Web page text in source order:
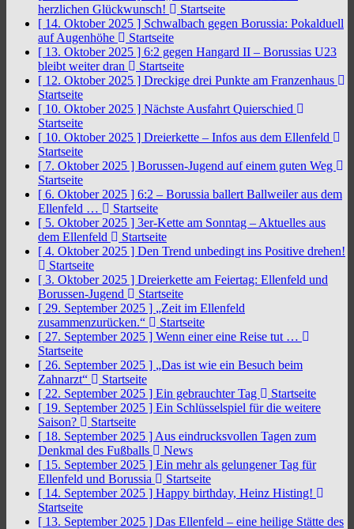
herzlichen Glückwunsch!
Startseite
[ 14. Oktober 2025 ] Schwalbach gegen Borussia: Pokalduell
auf Augenhöhe
Startseite
[ 13. Oktober 2025 ] 6:2 gegen Hangard II – Borussias U23
bleibt weiter dran
Startseite
[ 12. Oktober 2025 ] Dreckige drei Punkte am Franzenhaus
Startseite
[ 10. Oktober 2025 ] Nächste Ausfahrt Quierschied
Startseite
[ 10. Oktober 2025 ] Dreierkette – Infos aus dem Ellenfeld
Startseite
[ 7. Oktober 2025 ] Borussen-Jugend auf einem guten Weg
Startseite
[ 6. Oktober 2025 ] 6:2 – Borussia ballert Ballweiler aus dem
Ellenfeld …
Startseite
[ 5. Oktober 2025 ] 3er-Kette am Sonntag – Aktuelles aus
dem Ellenfeld
Startseite
[ 4. Oktober 2025 ] Den Trend unbedingt ins Positive drehen!
Startseite
[ 3. Oktober 2025 ] Dreierkette am Feiertag: Ellenfeld und
Borussen-Jugend
Startseite
[ 29. September 2025 ] „Zeit im Ellenfeld
zusammenzurücken.“
Startseite
[ 27. September 2025 ] Wenn einer eine Reise tut …
Startseite
[ 26. September 2025 ] „Das ist wie ein Besuch beim
Zahnarzt“
Startseite
[ 22. September 2025 ] Ein gebrauchter Tag
Startseite
[ 19. September 2025 ] Ein Schlüsselspiel für die weitere
Saison?
Startseite
[ 18. September 2025 ] Aus eindrucksvollen Tagen zum
Denkmal des Fußballs
News
[ 15. September 2025 ] Ein mehr als gelungener Tag für
Ellenfeld und Borussia
Startseite
[ 14. September 2025 ] Happy birthday, Heinz Histing!
Startseite
[ 13. September 2025 ] Das Ellenfeld – eine heilige Stätte des